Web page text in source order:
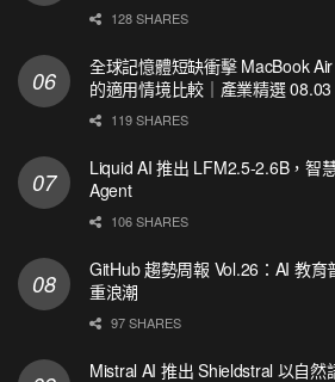
128 SHARES
全球記憶體短缺衝擊 MacBook
的適用情境比較｜產業精選 08.03
119 SHARES
Liquid AI 推出 LFM2.5-2.6B，智
Agent
106 SHARES
GitHub 趨勢周報 Vol.26：AI 教
重浪潮
97 SHARES
Mistral AI 推出 Shieldstral 以自然